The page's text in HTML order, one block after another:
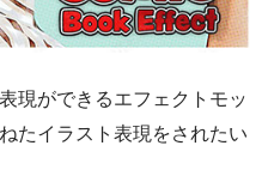
現ができるエフェクトモッ
たイラスト表現をされたい